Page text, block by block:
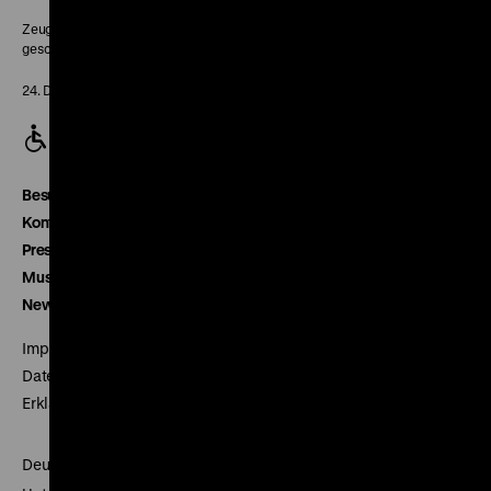
Zeughaus:
geschlossen
24. Dezember geschlossen
Besucherservice
Kontakt
Presse
Museumsverein
Newsletter
Impressum
Datenschutz
Erklärung digitale Barrierefreiheit
Deutsches Historisches Museum